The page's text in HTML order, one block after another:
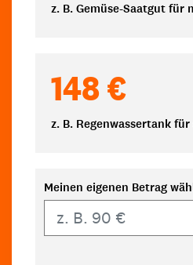
z. B. Gemüse-Saatgut für
148 €
z. B. Regenwassertank
Meinen eigenen Betrag